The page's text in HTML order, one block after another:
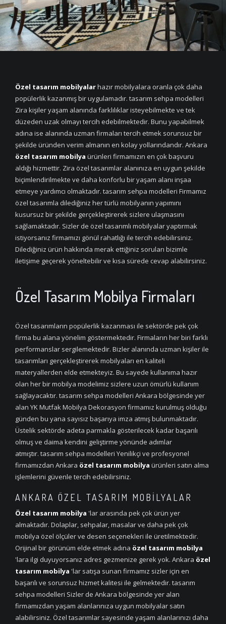
Özel tasarım mobilyalarhazır mobilyalara oranla çok daha
popülerlik kazanmış bir uygulamadır. tasarım sehpa modelleri
Zira kişiler yaşam alanında farklılıklar isteyebilmekte ve tek
düzeden uzak olmayı tercih edebilmektedir. Bunu yapabilmek
adına ise alanında uzman firmaları tercih etmek sorunsuz bir
şekilde üründen verim almanın en kolay yollarındandır. Ankara
özel tasarım mobilya ürünleri firmamızın en çok başvuru
aldığı hizmettir. Zira özel tasarımlar alanınıza en uygun şekilde
biçimlendirilmekte ve daha konforlu bir yaşam alanı inşaa
etmeye yardımcı olmaktadır. tasarım sehpa modelleri Firmamız
özel tasarımla dilediğiniz her türlü mobilyanın yapımını
kusursuz bir şekilde gerçekleştirerek sizlere ulaşmasını
sağlamaktadır. Sizler de özel tasarımlı mobilyalar yaptırmak
istiyorsanız firmamızı gönül rahatlığı ile tercih edebilirsiniz.
Dilediğiniz ürün hakkında merak ettiğiniz soruları bizimle
iletişime geçerek yöneltebilir ve kısa sürede cevap alabilirsiniz.
Özel Tasarım Mobilya Firmaları
Özel tasarımların popülerlik kazanması ile sektörde pek çok
firma bu alana yönelim göstermektedir. Firmaların her biri farklı
performanslar sergilemektedir. Bizler alanında uzman kişiler ile
tasarımları gerçekleştirerek mobilyaları en kaliteli
materyallerden elde etmekteyiz. Bu sayede kullanıma hazır
olan her bir mobilya modelimiz sizlere uzun ömürlü kullanım
sağlayacaktır. tasarım sehpa modelleri Ankara bölgesinde yer
alan YK Mutfak Mobilya Dekorasyon firmamız kurulmuş olduğu
günden bu yana sayısız başarıya imza atmış bulunmaktadır.
Üstelik sektörde adeta parmakla gösterilecek kadar başarılı
olmuş ve daima kendini geliştirme yönünde adımlar
atmıştır. tasarım sehpa modelleri Yenilikçi ve profesyonel
firmamızdan Ankara özel tasarım mobilya ürünleri satın alma
işlemlerini güvenle tercih edebilirsiniz.
ANKARA ÖZEL TASARIM MOBILYALAR
Özel tasarım mobilya 'lar arasında pek çok ürün yer
almaktadır. Dolaplar, sehpalar, masalar ve daha pek çok
mobilya özel ölçüler ve desen seçenekleri ile üretilmektedir.
Orijinal bir görünüm elde etmek adına özel tasarım mobilya
'lara ilgi duyuyorsanız adres gezmenize gerek yok. Ankara özel
tasarım mobilya 'lar satışa sunan firmamız sizler için en
başarılı ve sorunsuz hizmet kalitesi ile gelmektedir. tasarım
sehpa modelleri Sizler de Ankara bölgesinde yer alan
firmamızdan yaşam alanlarınıza uygun mobilyalar satın
alabilirsiniz. Özel tasarımlar sayesinde yaşam alanlarınızı daha